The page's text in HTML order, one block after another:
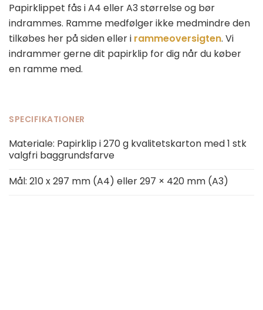
Papirklippet fås i A4 eller A3 størrelse og bør
indrammes. Ramme medfølger ikke medmindre den
tilkøbes her på siden eller i rammeoversigten. Vi
indrammer gerne dit papirklip for dig når du køber
en ramme med.
SPECIFIKATIONER
Materiale: Papirklip i 270 g kvalitetskarton med 1 stk
valgfri baggrundsfarve
Mål: 210 x 297 mm (A4) eller 297 × 420 mm (A3)